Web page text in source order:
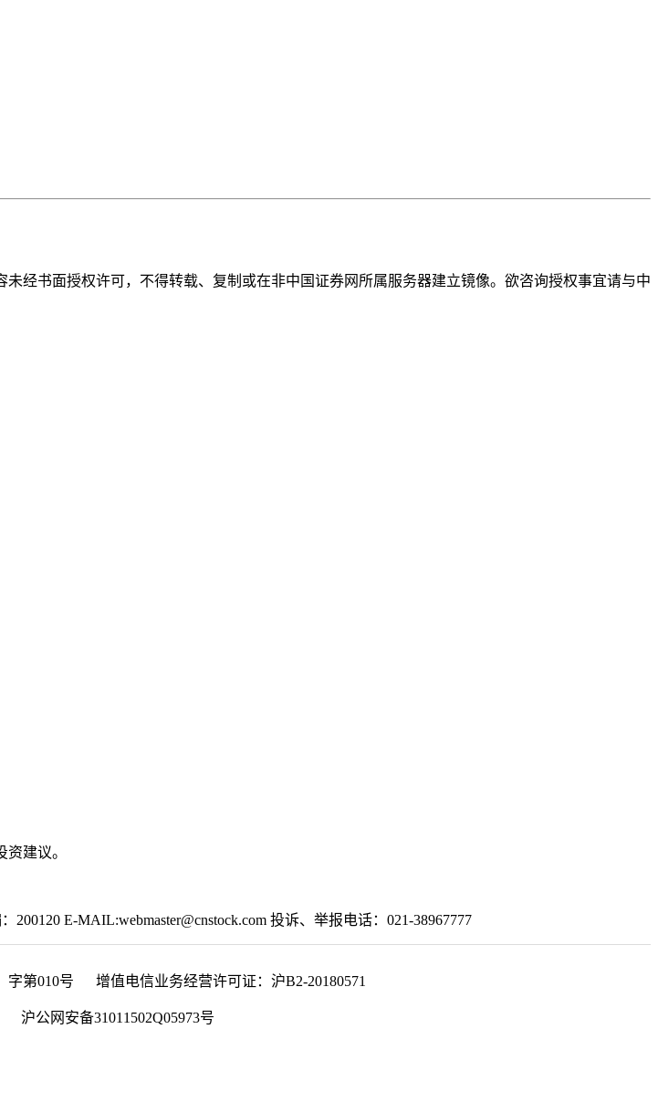
经书面授权许可，不得转载、复制或在非中国证券网所属服务器建立镜像。欲咨询授权事宜请与中
建议。
E-MAIL:webmaster@cnstock.com 投诉、举报电话：021-38967777
第010号 增值电信业务经营许可证：沪B2-20180571
公网安备31011502Q05973号